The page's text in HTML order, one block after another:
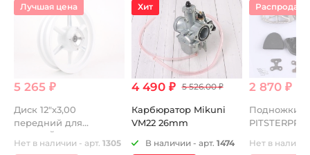
Лучшая цена
5 265 ₽
Диск 12"х3,00
передний для
ПИТБАЙКА литой
белый
Нет в наличии - арт. 1305
Хит
4 490 ₽ 5 526.00 ₽
Карбюратор Mikuni
VM22 26mm
В наличии - арт. 1474
Распродажа
2 870 ₽
Подножки
PITSTERPRO
Нет в